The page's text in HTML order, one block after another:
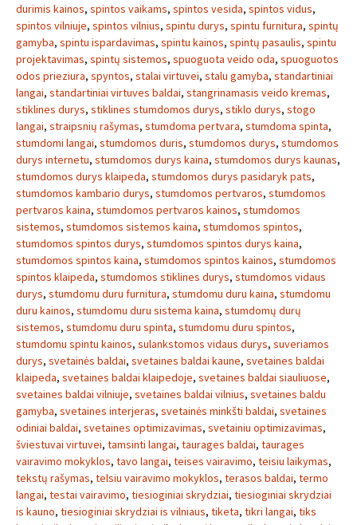
durimis kainos, spintos vaikams, spintos vesida, spintos vidus,
spintos vilniuje, spintos vilnius, spintu durys, spintu furnitura, spintų
gamyba, spintu ispardavimas, spintu kainos, spintų pasaulis, spintu
projektavimas, spintų sistemos, spuoguota veido oda, spuoguotos
odos prieziura, spyntos, stalai virtuvei, stalu gamyba, standartiniai
langai, standartiniai virtuves baldai, stangrinamasis veido kremas,
stiklines durys, stiklines stumdomos durys, stiklo durys, stogo
langai, straipsnių rašymas, stumdoma pertvara, stumdoma spinta,
stumdomi langai, stumdomos duris, stumdomos durys, stumdomos
durys internetu, stumdomos durys kaina, stumdomos durys kaunas,
stumdomos durys klaipeda, stumdomos durys pasidaryk pats,
stumdomos kambario durys, stumdomos pertvaros, stumdomos
pertvaros kaina, stumdomos pertvaros kainos, stumdomos
sistemos, stumdomos sistemos kaina, stumdomos spintos,
stumdomos spintos durys, stumdomos spintos durys kaina,
stumdomos spintos kaina, stumdomos spintos kainos, stumdomos
spintos klaipeda, stumdomos stiklines durys, stumdomos vidaus
durys, stumdomu duru furnitura, stumdomu duru kaina, stumdomu
duru kainos, stumdomu duru sistema kaina, stumdomų durų
sistemos, stumdomu duru spinta, stumdomu duru spintos,
stumdomu spintu kainos, sulankstomos vidaus durys, suveriamos
durys, svetainės baldai, svetaines baldai kaune, svetaines baldai
klaipeda, svetaines baldai klaipedoje, svetaines baldai siauliuose,
svetaines baldai vilniuje, svetaines baldai vilnius, svetaines baldu
gamyba, svetaines interjeras, svetainės minkšti baldai, svetaines
odiniai baldai, svetaines optimizavimas, svetainiu optimizavimas,
šviestuvai virtuvei, tamsinti langai, taurages baldai, taurages
vairavimo mokyklos, tavo langai, teises vairavimo, teisiu laikymas,
tekstų rašymas, telsiu vairavimo mokyklos, terasos baldai, termo
langai, testai vairavimo, tiesioginiai skrydziai, tiesioginiai skrydziai
is kauno, tiesioginiai skrydziai is vilniaus, tiketa, tikri langai, tiks